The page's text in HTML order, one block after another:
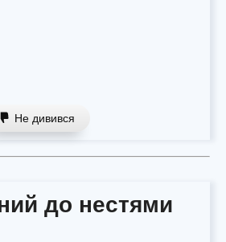
Не дивився
до нестями